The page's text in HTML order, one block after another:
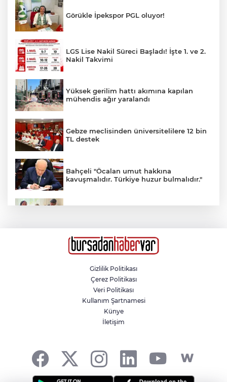
Görükle İpekspor PGL oluyor!
LGS Lise Nakil Süreci Başladı! İşte 1. ve 2.
Nakil Takvimi
Yüksek gerilim hattı akımına kapılan
mühendis ağır yaralandı
Gebze meclisinden üniversitelilere 12 bin
TL destek
Bahçeli "Öcalan umut hakkına
kavuşmalıdır. Türkiye huzur bulmalıdır."
Bardağı masaya sert koyunca kovuldu
Fatih’te tarihi haziredeki mezar taşlarını
kıran şüpheli yakalandı
Gizlilik Politikası
Çerez Politikası
Veri Politikası
Kullanım Şartnamesi
Künye
İletişim